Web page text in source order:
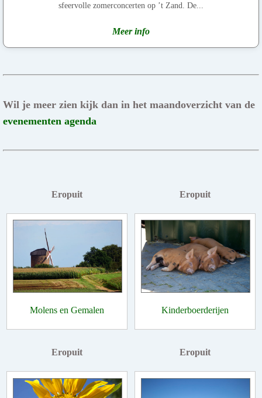
sfeervolle zomerconcerten op ’t Zand. De...
Meer info
Wil je meer zien kijk dan in het maandoverzicht van de
evenementen agenda
Eropuit
Molens en Gemalen
Eropuit
Kinderboerderijen
Eropuit Eropuit